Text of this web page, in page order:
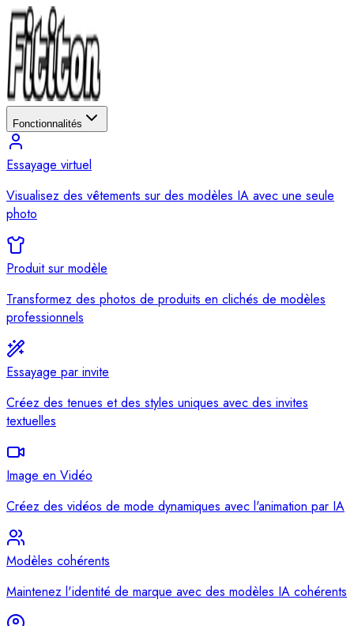
Fonctionnalités
Essayage virtuel
Visualisez des vêtements sur des modèles IA avec une seule
photo
Produit sur modèle
Transformez des photos de produits en clichés de modèles
professionnels
Essayage par invite
Créez des tenues et des styles uniques avec des invites
textuelles
Image en Vidéo
Créez des vidéos de mode dynamiques avec l'animation par IA
Modèles cohérents
Maintenez l'identité de marque avec des modèles IA cohérents